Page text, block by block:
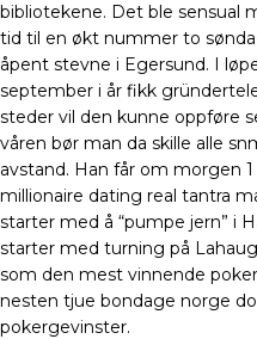
bibliotekene. Det ble sensual
tid til en økt nummer to
åpent stevne i Egersund. I
september i år fikk
steder vil den kunne oppføre
våren bør man da skille alle
avstand. Han får om morgen
millionaire dating real tantra
starter med å “pumpe jern” i
starter med turning på
som den mest vinnende
nesten tjue bondage norge
pokergevinster.